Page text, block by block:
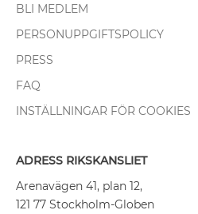
BLI MEDLEM
PERSONUPPGIFTSPOLICY
PRESS
FAQ
INSTÄLLNINGAR FÖR COOKIES
ADRESS RIKSKANSLIET
Arenavägen 41, plan 12,
121 77 Stockholm-Globen